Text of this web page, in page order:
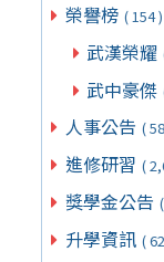
榮譽榜 ( 154 )
武漢榮耀
武中豪傑
人事公告 (
進修研習 (
獎學金公告
升學資訊 (